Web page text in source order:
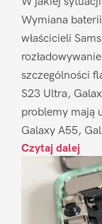
Wymiana
właścicieli
szczególności
S23 Ultra,
problemy mają
Galaxy A55,
Czytaj dalej